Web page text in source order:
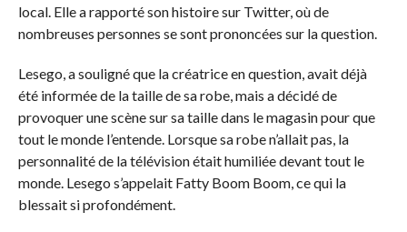
local. Elle a rapporté son histoire sur Twitter, où de
nombreuses personnes se sont prononcées sur la question.
Lesego, a souligné que la créatrice en question, avait déjà
été informée de la taille de sa robe, mais a décidé de
provoquer une scène sur sa taille dans le magasin pour que
tout le monde l’entende. Lorsque sa robe n’allait pas, la
personnalité de la télévision était humiliée devant tout le
monde. Lesego s’appelait Fatty Boom Boom, ce qui la
blessait si profondément.